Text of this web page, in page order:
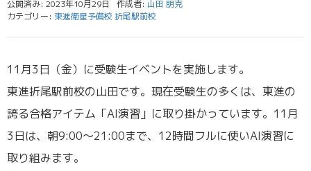
公開済み: 2023年10月29日 作成者: 山田 朋克
カテゴリー: 東進衛星予備校 折尾駅前校
11月3日（金）に受験生イベントを実施します。
東進折尾駅前校の山田です。現在受験生の多くは、東進の
誇る合格アイテム「AI演習」に取り掛かっています。11月
3日は、朝9:00～21:00まで、12時間フルに使いAI演習に
取り組みます。